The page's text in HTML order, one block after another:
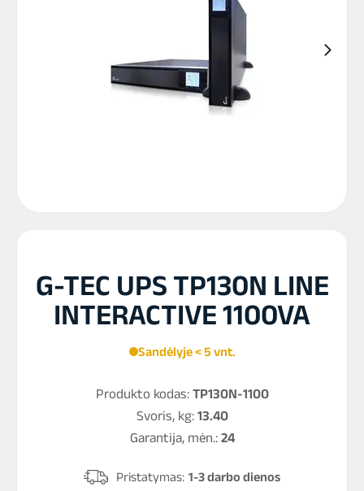
G-TEC UPS TP130N LINE
INTERACTIVE 1100VA
Sandėlyje < 5 vnt.
Produkto kodas: TP130N-1100
Svoris, kg: 13.40
Garantija, mėn.: 24
Pristatymas: 1-3 darbo dienos